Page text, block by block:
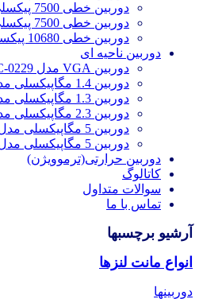
دوربین خطی 7500 پیکسلی مدل RA-LSC-0532
دوربین خطی 7500 پیکسلی مدل RA-LSC-2717
دوربین خطی 10680 پیکسلی مدل RA-LSC-2950
دوربین ناحیه ای
دوربین VGA مدل RA-ASC-0229
دوربین 1.4 مگاپیکسلی مدل RA-ASC-0267
دوربین 1.3 مگاپیکسلی مدل RA-ASC-0134
دوربین 2.3 مگاپیکسلی مدل RA-ASC-0234
دوربین 5 مگاپیکسلی مدل RA-ASC-9031
دوربین 5 مگاپیکسلی مدل RA-ASC-5000
دوربین حرارتی(ترموویژن)
کاتالوگ
سوالات متداول
تماس با ما
آرشیو برچسبها
انواع مانت لنزها
دوربینها